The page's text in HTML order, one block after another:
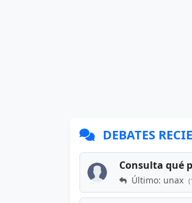
DEBATES
Consulta qué
Último: unax